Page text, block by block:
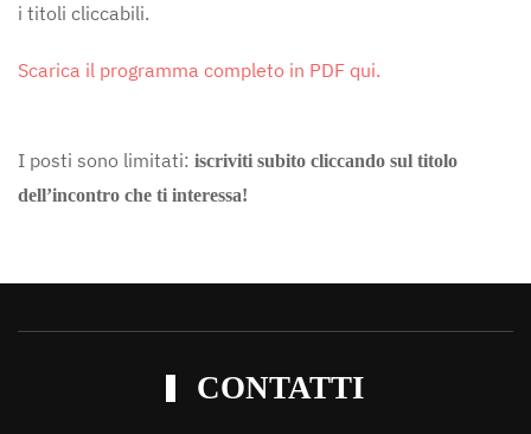
i titoli cliccabili.
Scarica il programma completo in PDF qui.
I posti sono limitati: iscriviti subito cliccando sul titolo
dell’incontro che ti interessa!
CONTATTI